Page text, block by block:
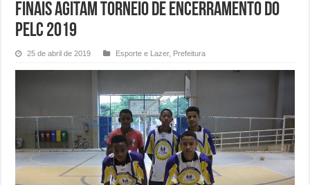
Finais agitam Torneio de Encerramento do
PELC 2019
25 de abril de 2019 Esporte e Lazer, Prefeitura